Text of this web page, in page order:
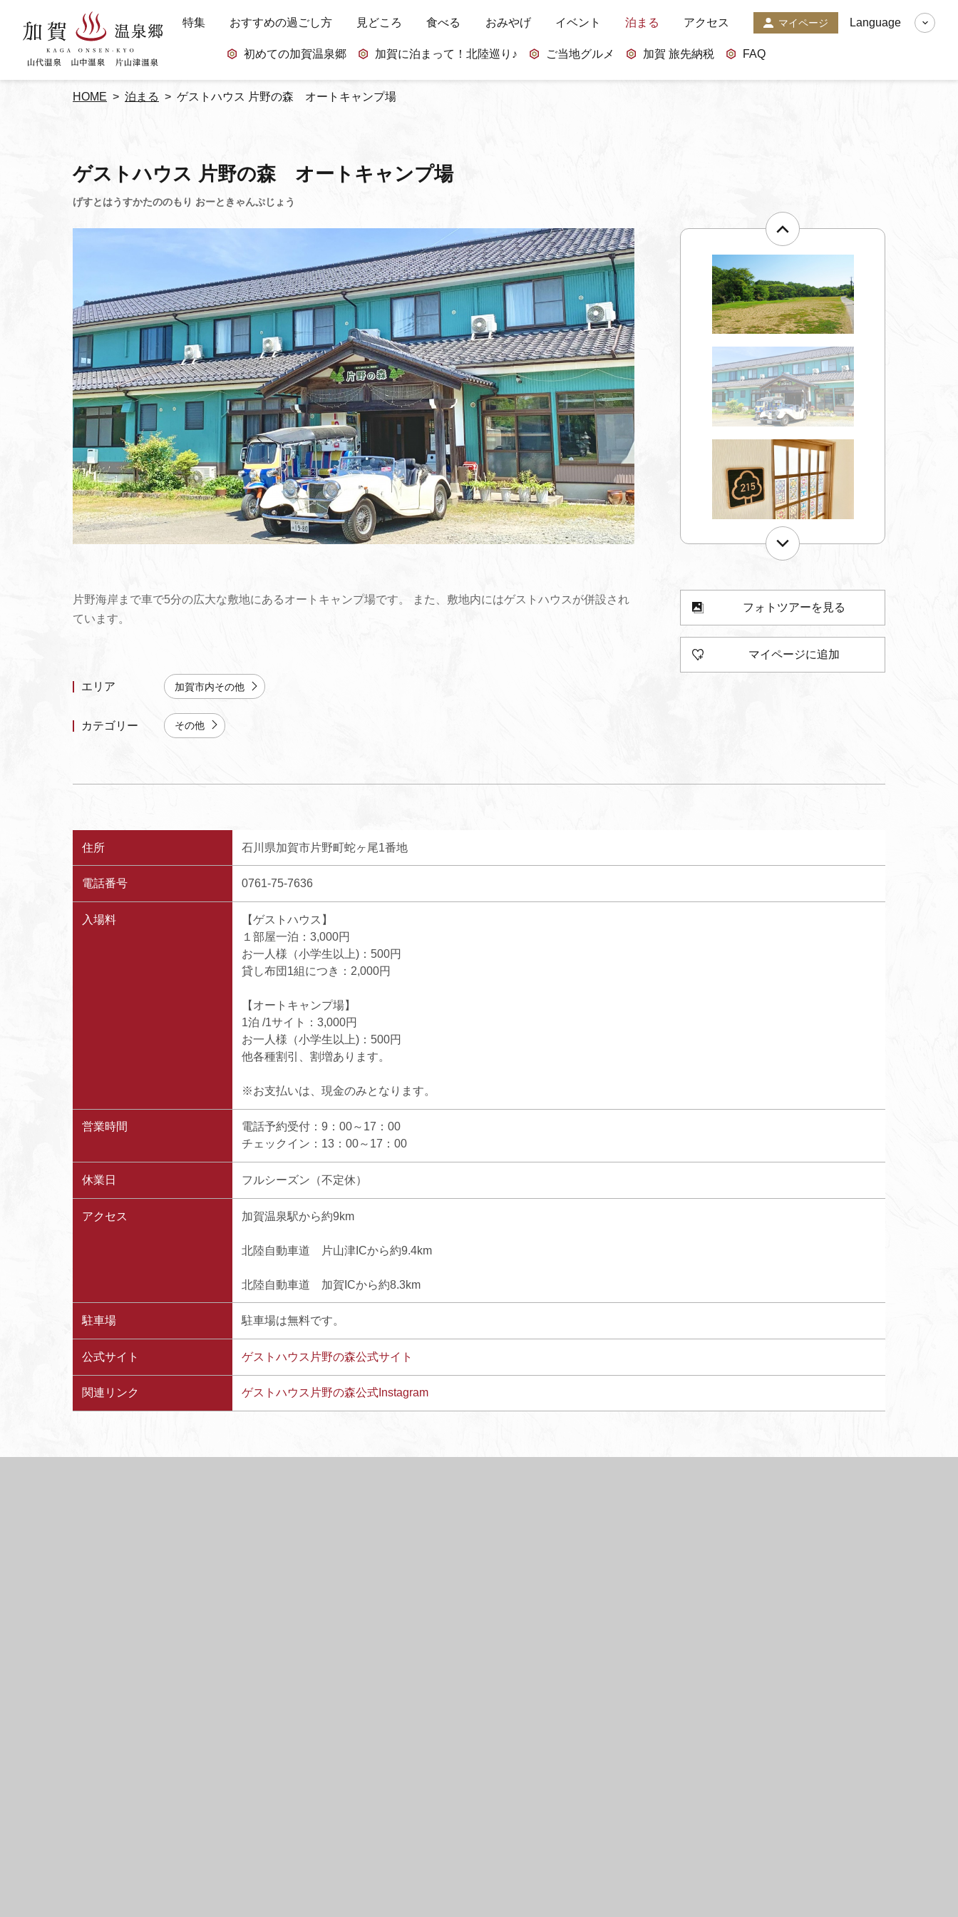
特集 おすすめの過ごし方 見どころ 食べる おみやげ イベント 泊まる アクセス マイページ
初めての加賀温泉郷 加賀に泊まって！北陸巡り♪ ご当地グルメ 加賀 旅先納税 FAQ
Language
HOME 泊まる ゲストハウス 片野の森 オートキャンプ場
ゲストハウス 片野の森 オートキャンプ場
片野海岸まで車で5分の広大な敷地にあるオートキャンプ場です。 また、敷地内にはゲストハウスが併設され
ています。
エリア 加賀市内その他
カテゴリー その他
フォトツアーを見る
マイページに追加
住所 石川県加賀市片野町蛇ヶ尾1番地
電話番号 0761-75-7636
入場料
【ゲストハウス】
１部屋一泊：3,000円
お一人様（小学生以上)：500円
貸し布団1組につき：2,000円
【オートキャンプ場】
1泊 /1サイト：3,000円
お一人様（小学生以上)：500円
他各種割引、割増あります。
※お支払いは、現金のみとなります。
営業時間
電話予約受付：9：00～17：00
チェックイン：13：00～17：00
休業日 フルシーズン（不定休）
アクセス 加賀温泉駅から約9km
北陸自動車道 片山津ICから約9.4km
北陸自動車道 加賀ICから約8.3km
駐車場 駐車場は無料です。
公式サイト ゲストハウス片野の森公式サイト
関連リンク ゲストハウス片野の森公式Instagram